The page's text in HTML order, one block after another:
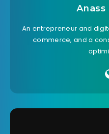
Anass
An entrepreneur and
commerce, and a